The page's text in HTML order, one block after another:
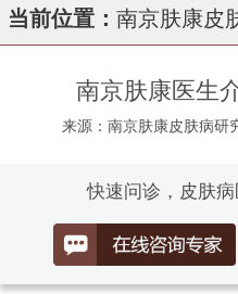
当前位置： 南京肤康皮
南京肤康医生
来源：南京肤康皮肤病研
快速问诊，皮肤